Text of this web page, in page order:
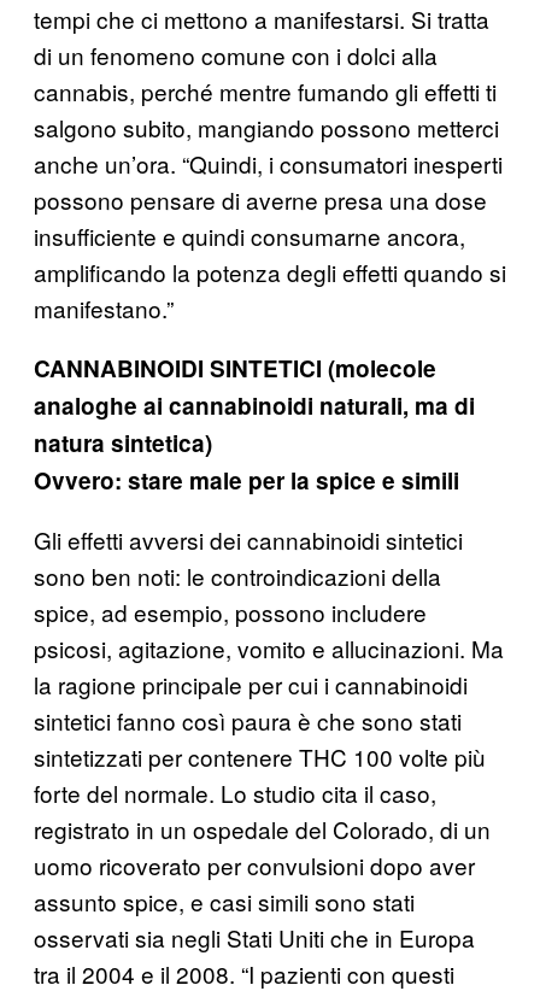
tempi che ci mettono a manifestarsi. Si tratta
di un fenomeno comune con i dolci alla
cannabis, perché mentre fumando gli effetti ti
salgono subito, mangiando possono metterci
anche un’ora. “Quindi, i consumatori inesperti
possono pensare di averne presa una dose
insufficiente e quindi consumarne ancora,
amplificando la potenza degli effetti quando si
manifestano.”
CANNABINOIDI SINTETICI (molecole
analoghe ai cannabinoidi naturali, ma di
natura sintetica)
Ovvero: stare male per la spice e simili
Gli effetti avversi dei cannabinoidi sintetici
sono ben noti: le controindicazioni della
spice, ad esempio, possono includere
psicosi, agitazione, vomito e allucinazioni. Ma
la ragione principale per cui i cannabinoidi
sintetici fanno così paura è che sono stati
sintetizzati per contenere THC 100 volte più
forte del normale. Lo studio cita il caso,
registrato in un ospedale del Colorado, di un
uomo ricoverato per convulsioni dopo aver
assunto spice, e casi simili sono stati
osservati sia negli Stati Uniti che in Europa
tra il 2004 e il 2008. “I pazienti con questi